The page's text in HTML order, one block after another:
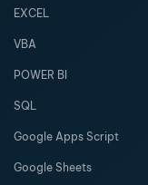
EXCEL
VBA
POWER BI
SQL
Google Apps Script
Google Sheets